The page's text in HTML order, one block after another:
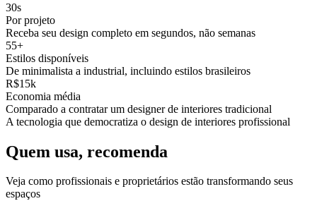
30s
Por projeto
Receba seu design completo em segundos, não semanas
55+
Estilos disponíveis
De minimalista a industrial, incluindo estilos brasileiros
R$15k
Economia média
Comparado a contratar um designer de interiores tradicional
A tecnologia que democratiza o design de interiores profissional
Quem usa, recomenda
Veja como profissionais e proprietários estão transformando seus
espaços